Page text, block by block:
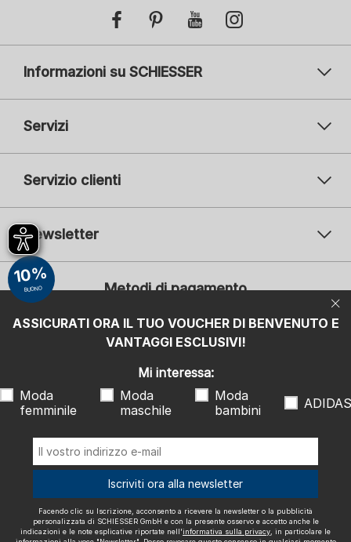
Informazioni su SCHIESSER
Servizi
Servizio clienti
Newsletter
Il vostro indirizzo e-mail
Iscrizione
Mi interessa:
Moda femminile
Moda maschile
ADIDAS
Facendo clic su Iscrizione, acconsento a ricevere la newsletter o la
pubblicità personalizzata di SCHIESSER GmbH e con la presente
"Newsletter". Posso revocare questo consenso in qualsiasi momento
con effetto futuro.
Metodi di pagamento
Spediamo con
ASSICURATI ORA IL TUO VOUCHER DI BENVENUTO E
VANTAGGI ESCLUSIVI!
10%
BUONO
Mi interessa:
Moda
femminile
Moda
maschile
Moda
bambini
ADIDAS
Iscriviti ora alla newsletter
Facendo clic su Iscrizione, acconsento a ricevere la newsletter o la pubblicità
personalizzata di SCHIESSER GmbH e con la presente osservo e accetto anche le
indicazioni e le note esplicative riportate nell'informativa sulla privacy , in particolare le